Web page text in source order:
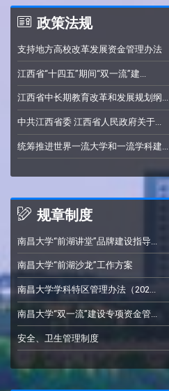
政策法规
支持地方高校改革发展资金管理办法
江西省“十四五”期间“双一流”建...
江西省中长期教育改革和发展规划纲...
中共江西省委 江西省人民政府关于...
统筹推进世界一流大学和一流学科建...
规章制度
南昌大学“前湖讲堂”品牌建设指导...
南昌大学“前湖沙龙”工作方案
南昌大学学科特区管理办法（202...
南昌大学“双一流”建设专项资金管...
安全、卫生管理制度